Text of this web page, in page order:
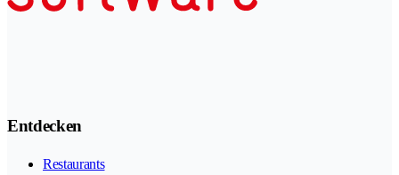
Entdecken
Restaurants